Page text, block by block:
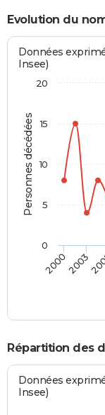
Evolution du
Personnes décédées
Données
Insee)
20002003
0
5
10
15
20
Répartition des
Données
Insee)